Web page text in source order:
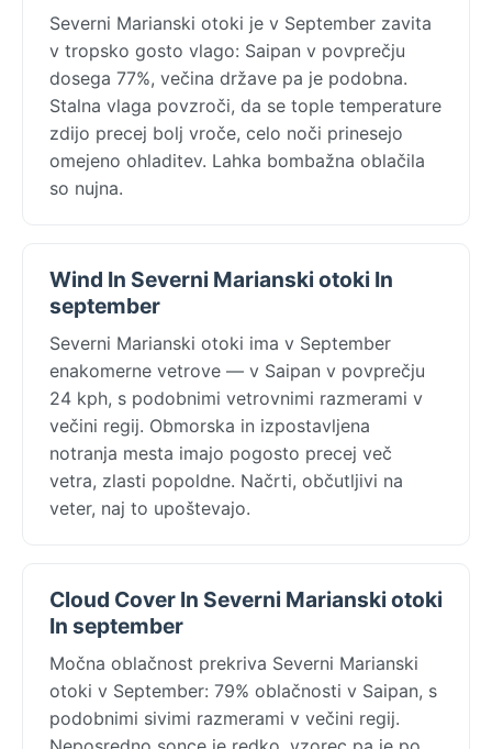
Severni Marianski otoki je v September zavita
v tropsko gosto vlago: Saipan v povprečju
dosega 77%, večina države pa je podobna.
Stalna vlaga povzroči, da se tople temperature
zdijo precej bolj vroče, celo noči prinesejo
omejeno ohladitev. Lahka bombažna oblačila
so nujna.
Wind In Severni Marianski otoki In
september
Severni Marianski otoki ima v September
enakomerne vetrove — v Saipan v povprečju
24 kph, s podobnimi vetrovnimi razmerami v
večini regij. Obmorska in izpostavljena
notranja mesta imajo pogosto precej več
vetra, zlasti popoldne. Načrti, občutljivi na
veter, naj to upoštevajo.
Cloud Cover In Severni Marianski otoki
In september
Močna oblačnost prekriva Severni Marianski
otoki v September: 79% oblačnosti v Saipan, s
podobnimi sivimi razmerami v večini regij.